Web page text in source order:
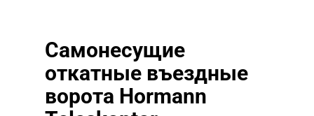
Самонесущие
откатные въездные
ворота Hormann